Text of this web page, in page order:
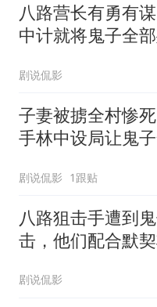
八路营长有勇有
中计就将鬼子全
剧说侃影
子妻被掳全村惨
手林中设局让鬼
剧说侃影 1跟贴
八路狙击手遭到
击，他们配合默
剧说侃影